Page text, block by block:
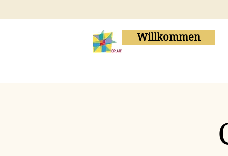
Willkommen